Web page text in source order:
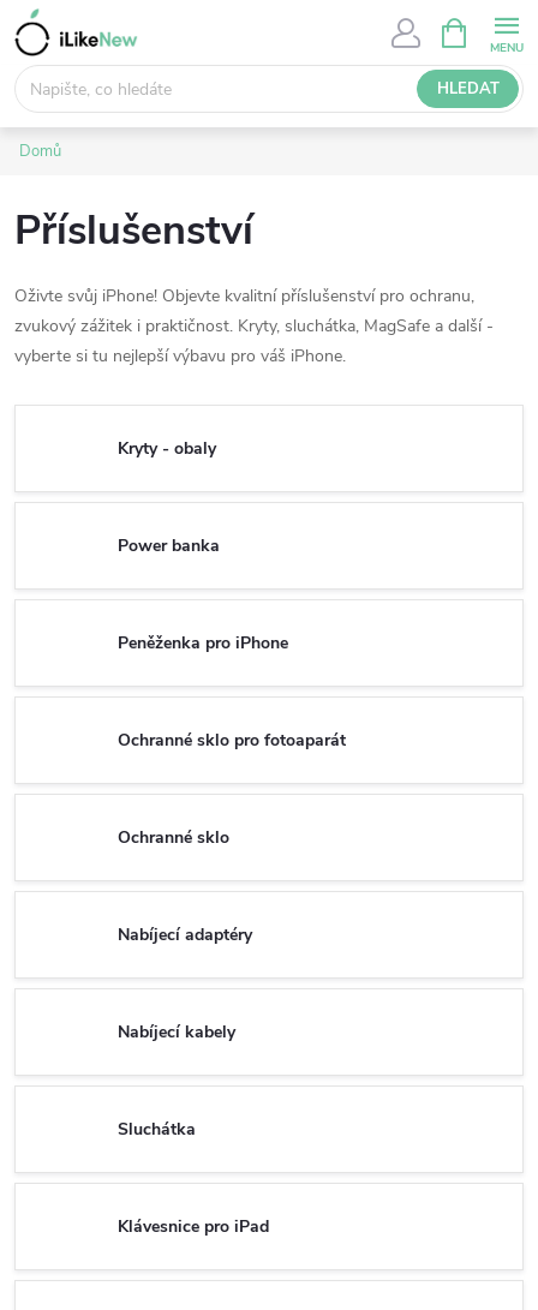
Přejít
na
obsah
HLEDAT
NÁKUPNÍ
KOŠÍK
Domů
Příslušenství
Oživte svůj iPhone! Objevte kvalitní příslušenství pro ochranu,
zvukový zážitek i praktičnost. Kryty, sluchátka, MagSafe a další -
vyberte si tu nejlepší výbavu pro váš iPhone.
Kryty - obaly
Power banka
Peněženka pro iPhone
Ochranné sklo pro fotoaparát
Ochranné sklo
Nabíjecí adaptéry
Nabíjecí kabely
Sluchátka
Klávesnice pro iPad